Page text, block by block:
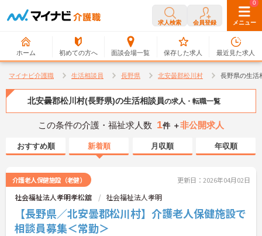
求人検索 会員登録 メニュー
ホーム 初めての方へ 面談会場一覧
0
保存した求人
0
最近見た求人
マイナビ介護職 生活相談員 長野県 北安曇郡松川村 長野県の生活
北安曇郡松川村(長野県)の生活相談員の求人・転職一覧
この条件の介護・福祉求人数 1件 ＋非公開求人
おすすめ順 新着順 月収順 年収順
介護老人保健施設（老健） 更新日：2026年04月02日
社会福祉法人孝明孝松舘 社会福祉法人孝明
【長野県／北安曇郡松川村】介護老人保健施設で
相談員募集＜常勤＞